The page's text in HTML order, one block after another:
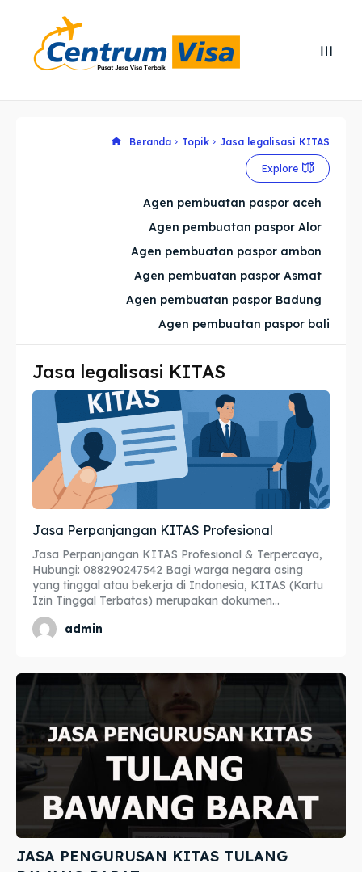
Cari
Cari
Explore our destinations
Imta
Legalisir
Apostille
Penerjemah
Asuransi
Blog
Explore our destinations
Imta
Legalisir
Apostille
Penerjemah
Asuransi
Blog
Beranda Topik Jasa legalisasi KITAS
Explore
Agen pembuatan paspor aceh
Agen pembuatan paspor Alor
Agen pembuatan paspor ambon
Agen pembuatan paspor Asmat
Agen pembuatan paspor Badung
Agen pembuatan paspor bali
Jasa legalisasi KITAS
Jasa Perpanjangan KITAS Profesional
Jasa Perpanjangan KITAS Profesional & Terpercaya,
Hubungi: 088290247542 Bagi warga negara asing
yang tinggal atau bekerja di Indonesia, KITAS (Kartu
Izin Tinggal Terbatas) merupakan dokumen...
admin
JASA PENGURUSAN KITAS TULANG